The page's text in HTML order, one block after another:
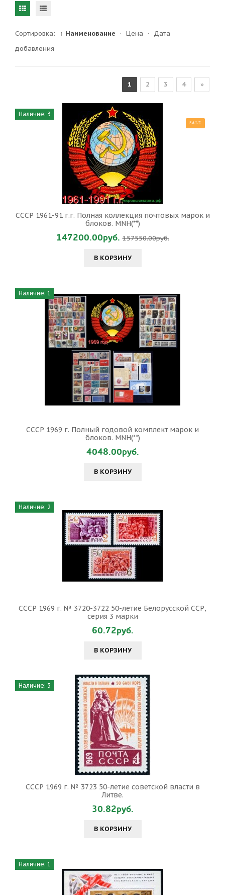
Сортировка: ↑ Наименование · Цена ·
Дата
добавления
1 2 3 4 »
Наличие: 3
SALE
СССР 1961-91 г.г. Полная коллекция почтовых марок и
блоков. MNH(**)
147200.00руб. 157550.00руб.
В КОРЗИНУ
Наличие: 1
СССР 1969 г. Полный годовой комплект марок и
блоков. MNH(**)
4048.00руб.
В КОРЗИНУ
Наличие: 2
СССР 1969 г. № 3720-3722 50-летие Белорусской ССР,
серия 3 марки
60.72руб.
В КОРЗИНУ
Наличие: 3
СССР 1969 г. № 3723 50-летие советской власти в
Литве.
30.82руб.
В КОРЗИНУ
Наличие: 1